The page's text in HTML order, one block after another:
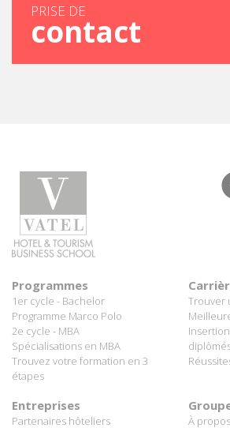
PRISE DE
contact
Programmes
1er cycle - Bachelor
Programme Marco Polo
2e cycle - MBA
Spécialisations en MBA
Trouvez votre formation en 3
étapes
Trouver
Entreprises
Partenaires hôteliers À